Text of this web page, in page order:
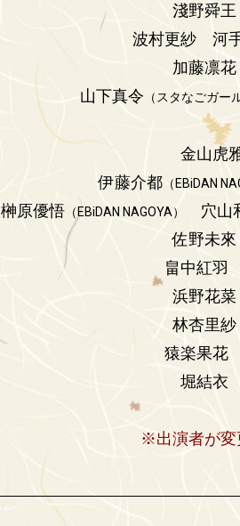
淺野舜
波村更紗 河
加藤凛
山下真令 （スタなごガー
金山虎
伊藤介都 （EBiDAN
榊原優悟（EBiDAN NAGOYA） 穴山
佐野未
畠中紅羽
浜野花
林杏里
猿楽果花
堀結衣
※出演者が変